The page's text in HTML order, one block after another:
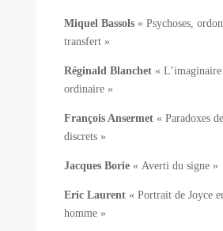
Miquel Bassols« Psychoses,
transfert »
Réginald Blanchet« L’imaginaire
ordinaire »
François Ansermet« Paradoxes
discrets »
Jacques Borie« Averti du signe »
Eric Laurent« Portrait de Joyce
homme »